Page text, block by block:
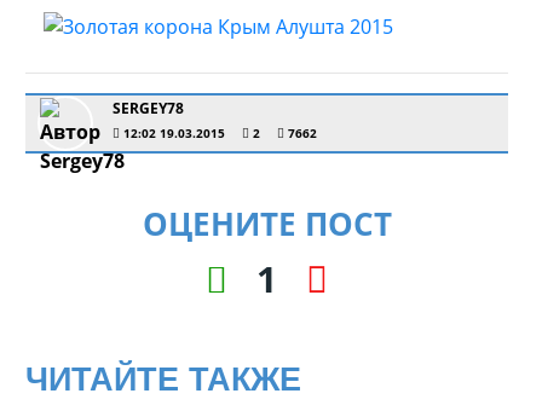
SERGEY78
12:02 19.03.2015 2 7662
ОЦЕНИТЕ ПОСТ
1
ЧИТАЙТЕ ТАКЖЕ